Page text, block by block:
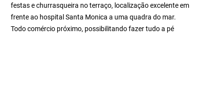
festas e churrasqueira no terraço, localização excelente em
frente ao hospital Santa Monica a uma quadra do mar.
Todo comércio próximo, possibilitando fazer tudo a pé